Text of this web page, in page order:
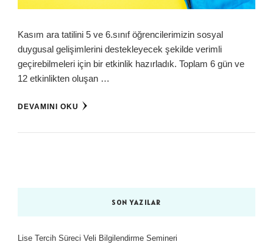
Kasım ara tatilini 5 ve 6.sınıf öğrencilerimizin sosyal
duygusal gelişimlerini destekleyecek şekilde verimli
geçirebilmeleri için bir etkinlik hazırladık. Toplam 6 gün ve
12 etkinlikten oluşan …
DEVAMINI OKU
SON YAZILAR
Lise Tercih Süreci Veli Bilgilendirme Semineri